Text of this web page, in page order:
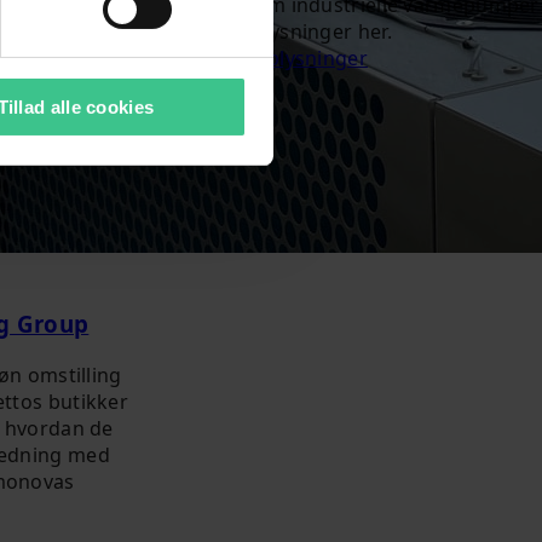
alle cookies
Group
omstilling
butikker
de
med
og kontaktoplysninger her.
Find kontaktoplysninger